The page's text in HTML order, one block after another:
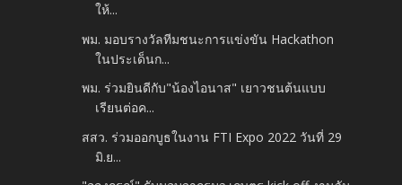
ให้...
พม. มอบรางวัลทีมชนะการแข่งขัน Hackathon
ในประเด็นก...
พม. ร่วมยินดีกับ"น้องไอนาส" เยาวชนต้นแบบ
เรียนต่อค...
สสว. ร่วมออกบูธในงาน FTI Expo 2022 วันที่ 29
มิ.ย...